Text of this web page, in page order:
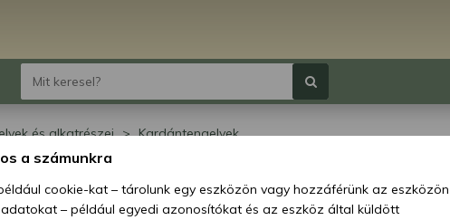
és alkatrészei Kardántengelyek
a számunkra
cookie-kat – tárolunk egy eszközön vagy hozzáférünk az eszközön
– például egyedi azonosítókat és az eszköz által küldött